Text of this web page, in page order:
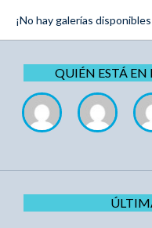
¡No hay galerías
QUIÉN ESTÁ EN